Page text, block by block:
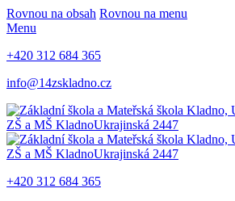
Rovnou na obsah Rovnou na menu
Menu
+420 312 684 365
info@14zskladno.cz
ZŠ a MŠ KladnoUkrajinská 2447
ZŠ a MŠ KladnoUkrajinská 2447
+420 312 684 365